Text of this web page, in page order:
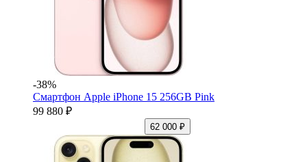
-38%
Смартфон Apple iPhone 15 256GB Pink
99 880 ₽
62 000 ₽